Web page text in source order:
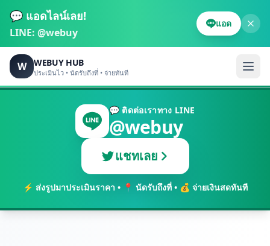
💬 แอดไลน์เลย!
LINE: @webuy
แอด
W WEBUY HUB
ประเมินไว • นัดรับถึงที่ • จ่ายทันที
💬 ติดต่อเราทาง LINE
@webuy
แชทเลย
⚡ ส่งรูปมาประเมินราคา • 📍 นัดรับถึงที่ • 💰 จ่ายเงินสดทันที